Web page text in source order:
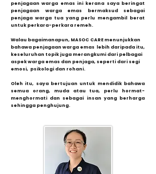
penjagaan warga emas ini kerana saya beringat
penjagaan warga emas bermaksud sebagai
penjaga warga tua yang perlu mengambil berat
untuk perkara-perkara remeh.
Walau bagaimanapun, MASOC CARE menunjukkan
bahawa penjagaan warga emas lebih daripada itu,
keseluruhan topik juga merangkumi dari pelbagai
aspek warga emas dan penjaga, seperti dari segi
emosi, psikologi dan rohani.
Oleh itu, saya bertujuan untuk mendidik bahawa
semua orang, muda atau tua, perlu hormat-
menghormati dan sebagai insan yang berharga
sehingga penghujung.